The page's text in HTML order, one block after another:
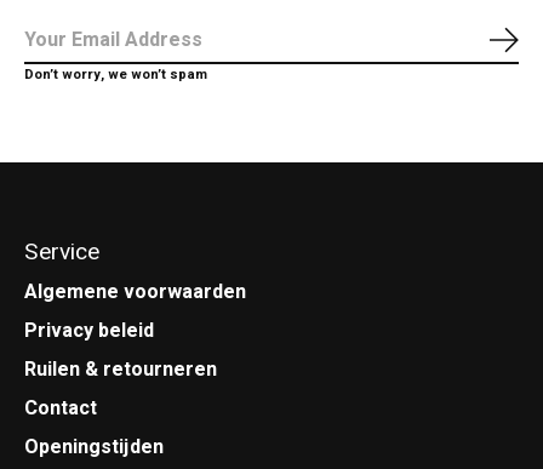
Don’t worry, we won’t spam
Service
Algemene voorwaarden
Privacy beleid
Ruilen & retourneren
Contact
Openingstijden